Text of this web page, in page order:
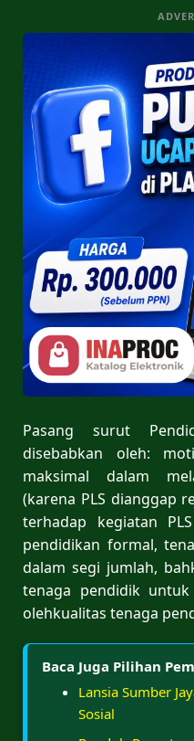
Pasang surut
disebabkan oleh:
maksimal dalam
(karena PLS dianggap
terhadap kegiatan
pendidikan formal,
dalam segi jumlah,
tenaga pendidik
olehkualitas tenaga
Baca Juga Pilihan
Lansia Sumber
Sosial